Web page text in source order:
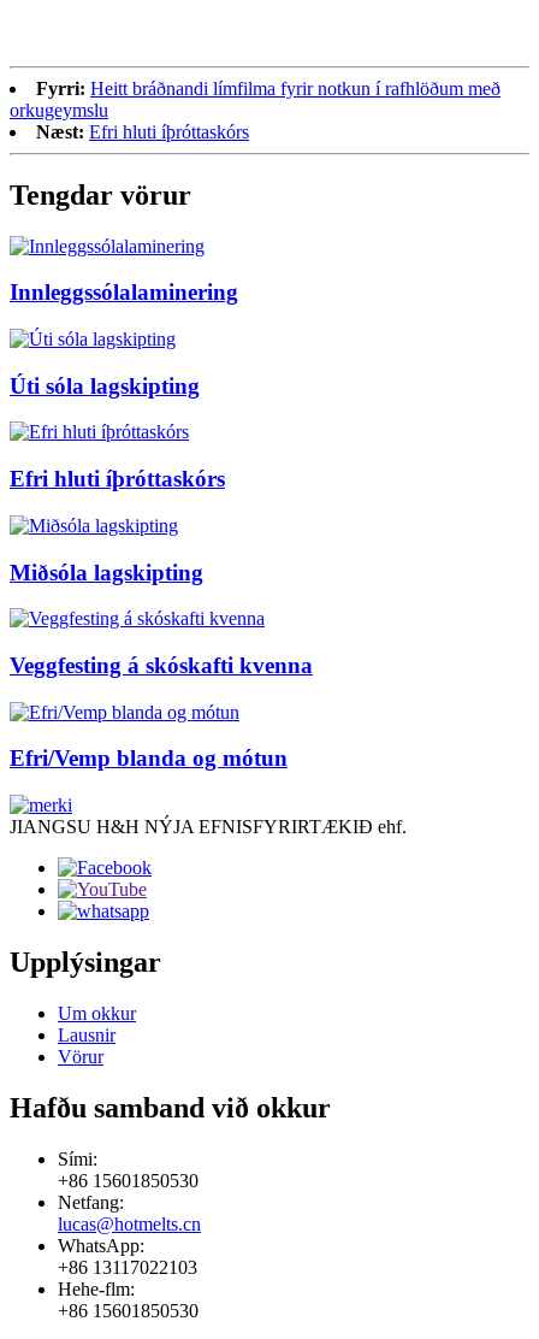
Fyrri: Heitt bráðnandi límfilma fyrir notkun í rafhlöðum með
orkugeymslu
Næst: Efri hluti íþróttaskórs
Tengdar vörur
Innleggssólalaminering
Úti sóla lagskipting
Efri hluti íþróttaskórs
Miðsóla lagskipting
Veggfesting á skóskafti kvenna
Efri/Vemp blanda og mótun
JIANGSU H&H NÝJA EFNISFYRIRTÆKIÐ ehf.
Upplýsingar
Um okkur
Lausnir
Vörur
Hafðu samband við okkur
Sími:
+86 15601850530
Netfang:
lucas@hotmelts.cn
WhatsApp:
+86 13117022103
Hehe-flm:
+86 15601850530